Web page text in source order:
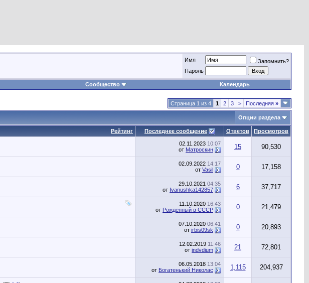
Имя
Запомнить?
Пароль
Сообщество Календарь
Страница 1 из 4 1 2 3 > Последняя »
Опции раздела
Рейтинг Последнее сообщение Ответов Просмотров
02.11.2023 10:07
от Матроскин 15 90,530
02.09.2022 14:17
от Vasil 0 17,158
29.10.2021 04:35
от Ivanushka142857 6 37,717
11.10.2020 16:43
от Рожденный в СССР 0 21,479
07.10.2020 06:41
от irbis09sk 0 20,893
12.02.2019 11:46
от indvdium 21 72,801
06.05.2018 13:04
от Богатенький Николас 1,115 204,937